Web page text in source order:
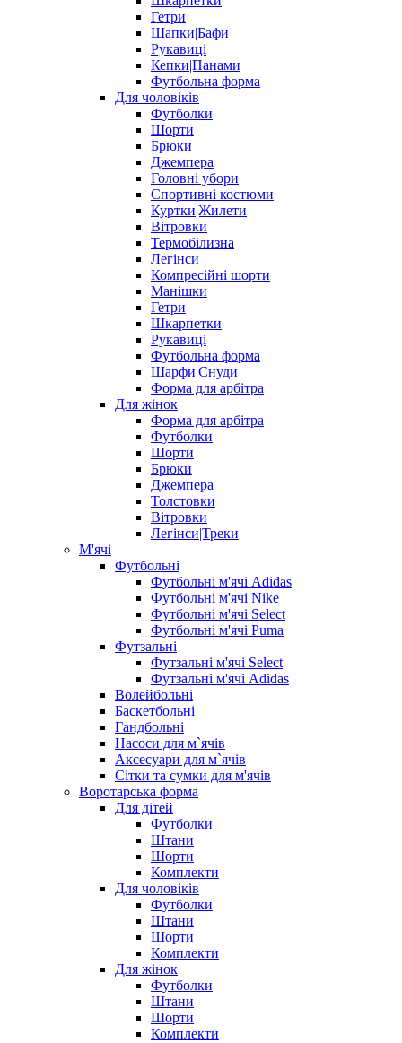
Гетри
Шапки|Бафи
Рукавиці
Кепки|Панами
Футбольна форма
Для чоловіків
Футболки
Шорти
Брюки
Джемпера
Головні убори
Спортивні костюми
Куртки|Жилети
Вітровки
Термобілизна
Легінси
Компресійні шорти
Манішки
Гетри
Шкарпетки
Рукавиці
Футбольна форма
Шарфи|Снуди
Форма для арбітра
Для жінок
Форма для арбітра
Футболки
Шорти
Брюки
Джемпера
Толстовки
Вітровки
Легінси|Треки
М'ячі
Футбольні
Футбольні м'ячі Adidas
Футбольні м'ячі Nike
Футбольні м'ячі Select
Футбольні м'ячі Puma
Футзальні
Футзальні м'ячі Select
Футзальні м'ячі Adidas
Волейбольні
Баскетбольні
Гандбольні
Насоси для м`ячів
Аксесуари для м`ячів
Сітки та сумки для м'ячів
Воротарська форма
Для дітей
Футболки
Штани
Шорти
Комплекти
Для чоловіків
Футболки
Штани
Шорти
Комплекти
Для жінок
Футболки
Штани
Шорти
Комплекти